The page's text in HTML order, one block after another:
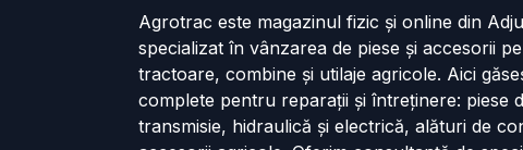
Agrotrac este magazinul fizic și online din
specializat în vânzarea de piese și accesorii
tractoare, combine și utilaje agricole. Aici
complete pentru reparații și întreținere: piese
transmisie, hidraulică și electrică, alături de